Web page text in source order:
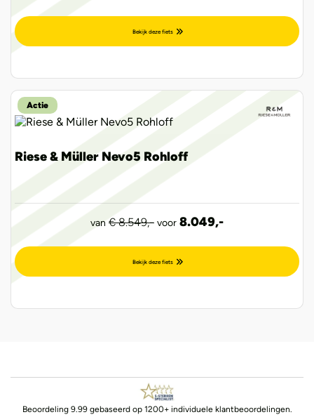
Bekijk deze fiets
Riese & Müller Nevo5 Rohloff
van € 8.549,- voor 8.049,-
Bekijk deze fiets
Actie
Beoordeling 9.99 gebaseerd op 1200+ individuele klantbeoordelingen.